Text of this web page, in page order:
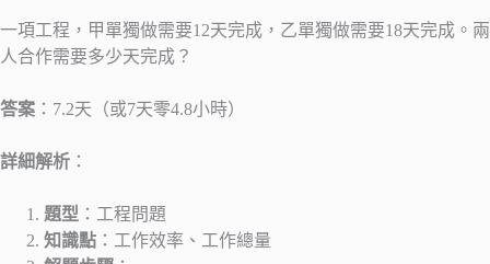
一項工程，甲單獨做需要12天完成，乙單獨做需要18天完成。兩
人合作需要多少天完成？
答案 ：7.2天（或7天零4.8小時）
詳細解析 ：
題型 ：工程問題
知識點 ：工作效率、工作總量